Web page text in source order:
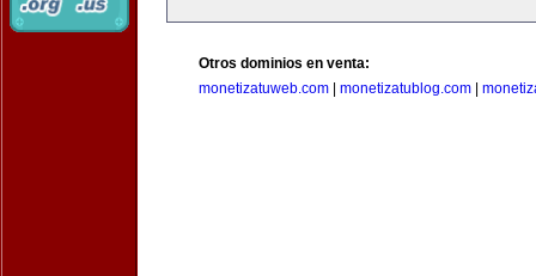
Otros dominios en venta:
monetizatuweb.com
monetizatublog.com